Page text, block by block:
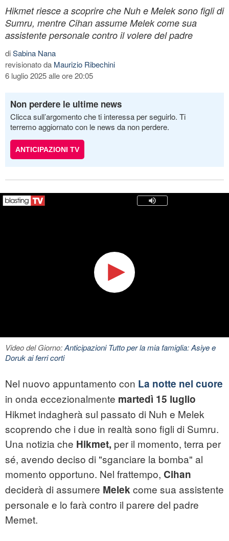
Hikmet riesce a scoprire che Nuh e Melek sono figli di
Sumru, mentre Cihan assume Melek come sua
assistente personale contro il volere del padre
diSabina Nana
revisionato da Maurizio Ribechini
6 luglio 2025 alle ore 20:05
Non perdere le ultime news
Clicca sull’argomento che ti interessa per seguirlo. Ti
terremo aggiornato con le news da non perdere.
ANTICIPAZIONI TV
Video del Giorno:Anticipazioni Tutto per la mia famiglia: Asiye e
Doruk ai ferri corti
Nel nuovo appuntamento con La notte nel cuore
in onda eccezionalmente martedì 15 luglio
Hikmet indagherà sul passato di Nuh e Melek
scoprendo che i due in realtà sono figli di Sumru.
Una notizia che Hikmet, per il momento, terra per
sé, avendo deciso di "sganciare la bomba" al
momento opportuno. Nel frattempo, Cihan
deciderà di assumere Melekcome sua assistente
personale e lo farà contro il parere del padre
Memet.